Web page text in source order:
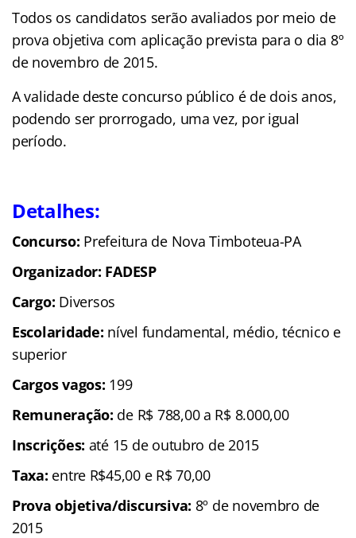
Todos os candidatos serão avaliados por meio de
prova objetiva com aplicação prevista para o dia 8º
de novembro de 2015.
A validade deste concurso público é de dois anos,
podendo ser prorrogado, uma vez, por igual
período.
Detalhes:
Concurso: Prefeitura de Nova Timboteua-PA
Organizador: FADESP
Cargo: Diversos
Escolaridade: nível fundamental, médio, técnico e
superior
Cargos vagos: 199
Remuneração: de R$ 788,00 a R$ 8.000,00
Inscrições: até 15 de outubro de 2015
Taxa: entre R$45,00 e R$ 70,00
Prova objetiva/discursiva: 8º de novembro de
2015